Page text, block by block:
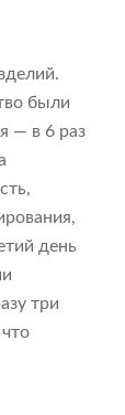
были
— в 6 раз
день
три